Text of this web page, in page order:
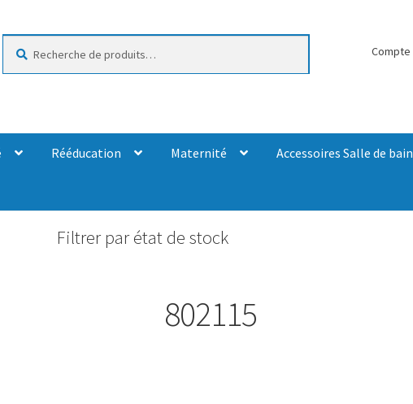
Compte
Rééducation Maternité Accessoires Salle de bain
Filtrer par état de stock
802115